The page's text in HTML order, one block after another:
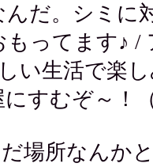
んだ。シミに
ってます♪ /
い生活で楽し
すむぞ～！
場所なんか